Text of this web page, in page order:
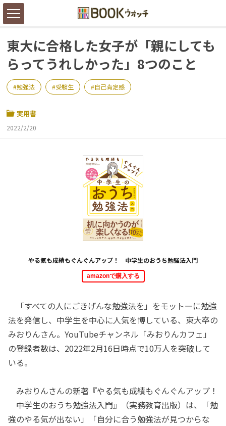
東大に合格した女子が「親にしても
らってうれしかった」8つのこと
勉強法 受験生 自己肯定感
実用書
2022/2/20
やる気も成績もぐんぐんアップ！ 中学生のおうち勉強法入門
amazonで購入する
「すべての人にごきげんな勉強法を」をモットーに勉強
法を発信し、中学生を中心に人気を博している、東大卒の
みおりんさん。YouTubeチャンネル「みおりんカフェ」
の登録者数は、2022年2月16日時点で10万人を突破して
いる。
みおりんさんの新著『やる気も成績もぐんぐんアップ！
中学生のおうち勉強法入門』（実務教育出版）は、「勉
強のやる気が出ない」「自分に合う勉強法が見つからな